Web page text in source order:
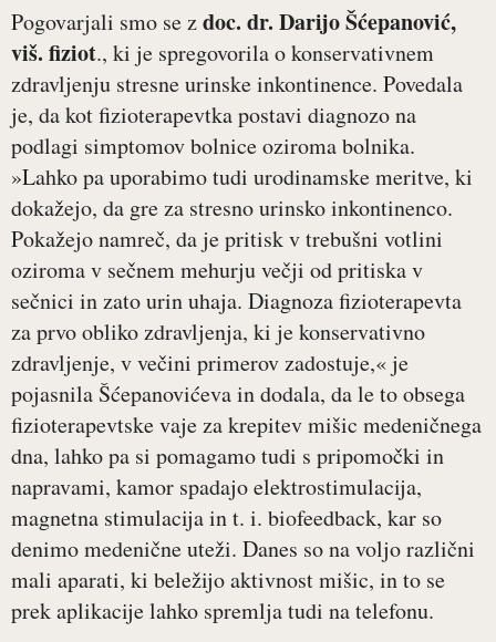
Pogovarjali smo se zdoc. dr. Darijo Šćepanović,
viš. fiziot., ki je spregovorila o konservativnem
zdravljenju stresne urinske inkontinence. Povedala
je, da kot fizioterapevtka postavi diagnozo na
podlagi simptomov bolnice oziroma bolnika.
»Lahko pa uporabimo tudi urodinamske meritve, ki
dokažejo, da gre za stresno urinsko inkontinenco.
Pokažejo namreč, da je pritisk v trebušni votlini
oziroma v sečnem mehurju večji od pritiska v
sečnici in zato urin uhaja. Diagnoza fizioterapevta
za prvo obliko zdravljenja, ki je konservativno
zdravljenje, v večini primerov zadostuje,« je
pojasnila Šćepanovićeva in dodala, da le to obsega
fizioterapevtske vaje za krepitev mišic medeničnega
dna, lahko pa si pomagamo tudi s pripomočki in
napravami, kamor spadajo elektrostimulacija,
magnetna stimulacija in t. i. biofeedback, kar so
denimo medenične uteži. Danes so na voljo različni
mali aparati, ki beležijo aktivnost mišic, in to se
prek aplikacije lahko spremlja tudi na telefonu.